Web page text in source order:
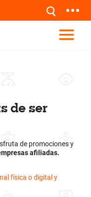
de ser
de promociones y
afiliadas.
física o digital y